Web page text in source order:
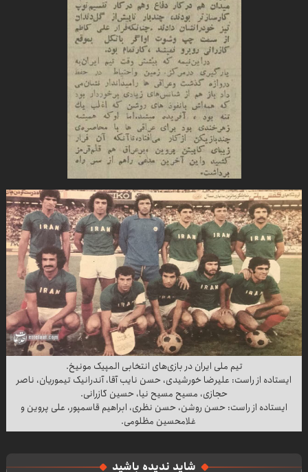
تیم ملی ایران در بازی‌های انتخابی المپیک مونیخ.
ایستاده از راست: علیرضا خورشیدی، حسن نایب آقا، آندرانیک تیموریان، ناصر
حجازی، مسیح مسیح نیا، حسین گازرانی.
ایستاده از راست: حسن روشن، حسن نظری، ابراهیم قاسمپور، علی پروین و
غلامحسین مظلومی.
شاید ندیده باشید